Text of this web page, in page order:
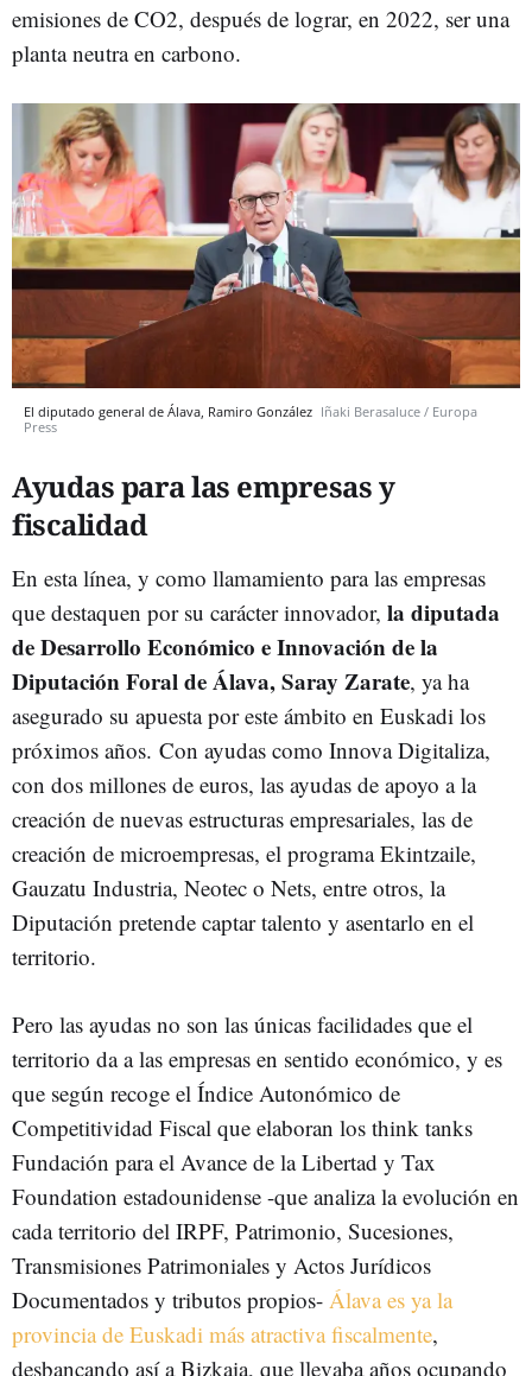
emisiones de CO2, después de lograr, en 2022, ser una
planta neutra en carbono.
El diputado general de Álava, Ramiro González Iñaki Berasaluce / Europa
Press
Ayudas para las empresas y
fiscalidad
En esta línea, y como llamamiento para las empresas
que destaquen por su carácter innovador, la diputada
de Desarrollo Económico e Innovación de la
Diputación Foral de Álava, Saray Zarate, ya ha
asegurado su apuesta por este ámbito en Euskadi los
próximos años. Con ayudas como Innova Digitaliza,
con dos millones de euros, las ayudas de apoyo a la
creación de nuevas estructuras empresariales, las de
creación de microempresas, el programa Ekintzaile,
Gauzatu Industria, Neotec o Nets, entre otros, la
Diputación pretende captar talento y asentarlo en el
territorio.
Pero las ayudas no son las únicas facilidades que el
territorio da a las empresas en sentido económico, y es
que según recoge el Índice Autonómico de
Competitividad Fiscal que elaboran los think tanks
Fundación para el Avance de la Libertad y Tax
Foundation estadounidense -que analiza la evolución en
cada territorio del IRPF, Patrimonio, Sucesiones,
Transmisiones Patrimoniales y Actos Jurídicos
Documentados y tributos propios- Álava es ya la
provincia de Euskadi más atractiva fiscalmente,
desbancando así a Bizkaia, que llevaba años ocupando